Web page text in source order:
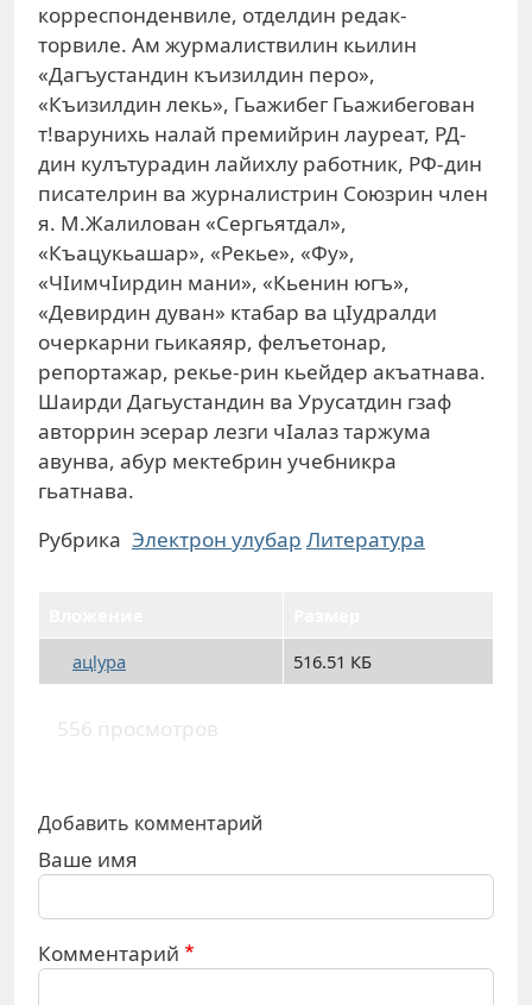
корреспонденвиле, отделдин редак-
торвиле. Ам журмалиствилин кьилин
«Дагъустандин къизилдин перо»,
«Къизилдин лекь», Гьажибег Гьажибегован
т!варунихь налай премийрин лауреат, РД-
дин кулътурадин лайихлу работник, РФ-дин
писателрин ва журналистрин Союзрин член
я. М.Жалилован «Сергьятдал»,
«Къацукьашар», «Рекье», «Фу»,
«ЧIимчIирдин мани», «Кьенин югъ»,
«Девирдин дуван» ктабар ва цIудралди
очеркарни гьикаяяр, фелъетонар,
репортажар, рекье-рин кьейдер акъатнава.
Шаирди Дагьустандин ва Урусатдин гзаф
авторрин эсерар лезги чIалаз таржума
авунва, абур мектебрин учебникра
гьатнава.
Рубрика Электрон улубар Литература
ацlура
516.51 КБ
556 просмотров
Добавить комментарий
Ваше имя
Комментарий